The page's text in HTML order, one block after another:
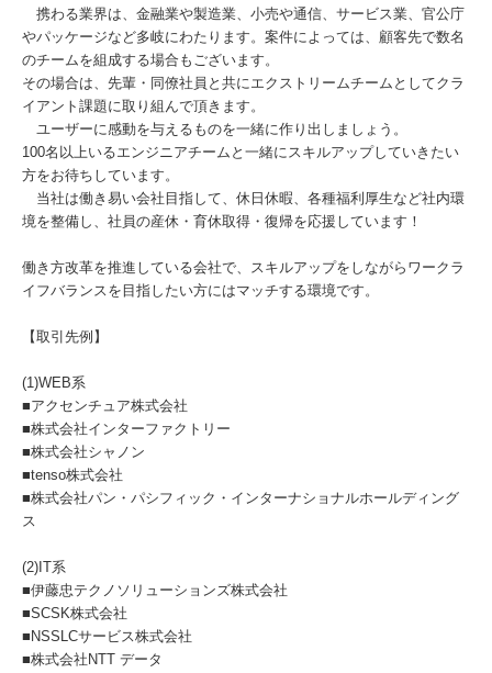
携わる業界は、金融業や製造業、小売や通信、サービス業、官公庁
やパッケージなど多岐にわたります。案件によっては、顧客先で数名
のチームを組成する場合もございます。
その場合は、先輩・同僚社員と共にエクストリームチームとしてクラ
イアント課題に取り組んで頂きます。
ユーザーに感動を与えるものを一緒に作り出しましょう。
100名以上いるエンジニアチームと一緒にスキルアップしていきたい
方をお待ちしています。
当社は働き易い会社目指して、休日休暇、各種福利厚生など社内環
境を整備し、社員の産休・育休取得・復帰を応援しています！
働き方改革を推進している会社で、スキルアップをしながらワークラ
イフバランスを目指したい方にはマッチする環境です。
【取引先例】
(1)WEB系
■アクセンチュア株式会社
■株式会社インターファクトリー
■株式会社シャノン
■tenso株式会社
■株式会社パン・パシフィック・インターナショナルホールディング
ス
(2)IT系
■伊藤忠テクノソリューションズ株式会社
■SCSK株式会社
■NSSLCサービス株式会社
■株式会社NTT データ